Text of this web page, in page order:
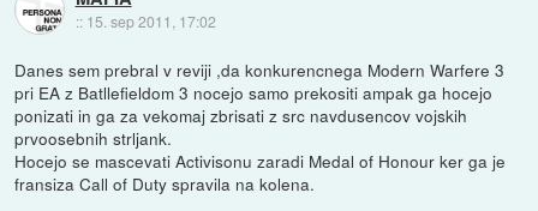
:: 15. sep 2011, 17:02
Danes sem prebral v reviji ,da konkurencnega Modern Warfere 3
pri EA z Batllefieldom 3 nocejo samo prekositi ampak ga hocejo
ponizati in ga za vekomaj zbrisati z src navdusencov vojskih
prvoosebnih strljank.
Hocejo se mascevati Activisonu zaradi Medal of Honour ker ga je
fransiza Call of Duty spravila na kolena.